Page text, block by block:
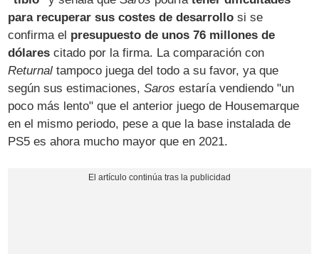
para recuperar sus costes de desarrollo si se
confirma el presupuesto de unos 76 millones de
dólares citado por la firma. La comparación con
Returnal tampoco juega del todo a su favor, ya que
según sus estimaciones,Saros estaría vendiendo "un
poco más lento" que el anterior juego de Housemarque
en el mismo periodo, pese a que la base instalada de
PS5 es ahora mucho mayor que en 2021.